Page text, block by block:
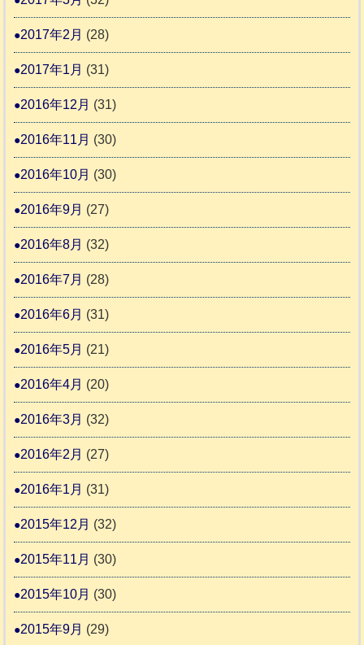
2017年2月 (28)
2017年1月 (31)
2016年12月 (31)
2016年11月 (30)
2016年10月 (30)
2016年9月 (27)
2016年8月 (32)
2016年7月 (28)
2016年6月 (31)
2016年5月 (21)
2016年4月 (20)
2016年3月 (32)
2016年2月 (27)
2016年1月 (31)
2015年12月 (32)
2015年11月 (30)
2015年10月 (30)
2015年9月 (29)